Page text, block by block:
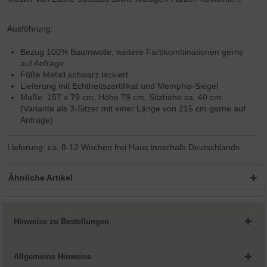
Ausführung:
Bezug 100% Baumwolle, weitere Farbkombinationen gerne
auf Anfrage
Füße Metall schwarz lackiert
Lieferung mit Echtheitszertifikat und Memphis-Siegel
Maße: 157 x 79 cm, Höhe 79 cm, Sitzhöhe ca. 40 cm
(Variante als 3-Sitzer mit einer Länge von 215 cm gerne auf
Anfrage)
Lieferung: ca. 8-12 Wochen frei Haus innerhalb Deutschlands
Ähnliche Artikel
Hinweise zu Bestellungen
Allgemeine Hinweise